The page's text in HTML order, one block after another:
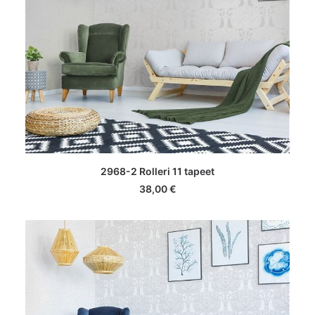
LISA KORVI
2968-2 Rolleri 11 tapeet
38,00€